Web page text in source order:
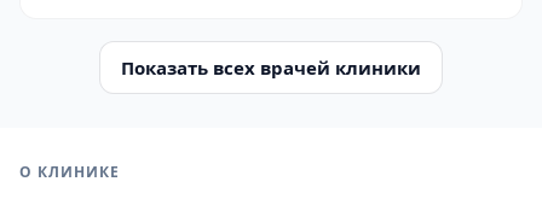
Показать всех врачей клиники
О КЛИНИКЕ